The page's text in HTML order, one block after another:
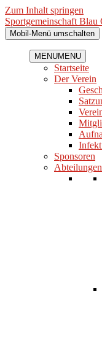
Zum Inhalt springen
Sportgemeinschaft Blau
Mobil-Menü umschalten
MENUMENU
Startseite
Der Verein
Sponsoren
Abteilungen